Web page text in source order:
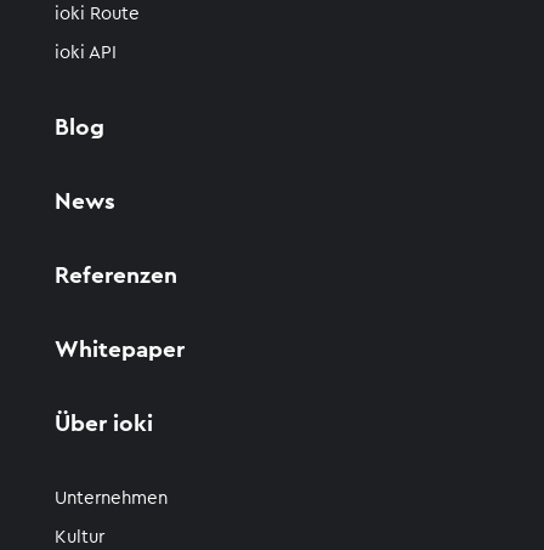
ioki Route
ioki API
Blog
News
Referenzen
Whitepaper
Über ioki
Unternehmen
Kultur